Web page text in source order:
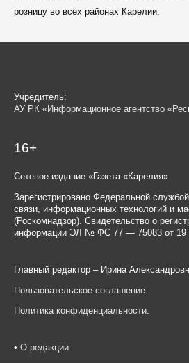
розницу во всех районах Карелии.
Учредитель:
АУ РК «Информационное агентство
16+
Сетевое издание «Газета «Карелия»
Зарегистрировано Федеральной
связи, информационных технологий и
(Роскомнадзор). Свидетельство о
информации ЭЛ № ФС 77 — 75083 от 19
Главный редактор – Ирина
Пользовательское соглашение
Политика конфиденциальности.
• О редакции